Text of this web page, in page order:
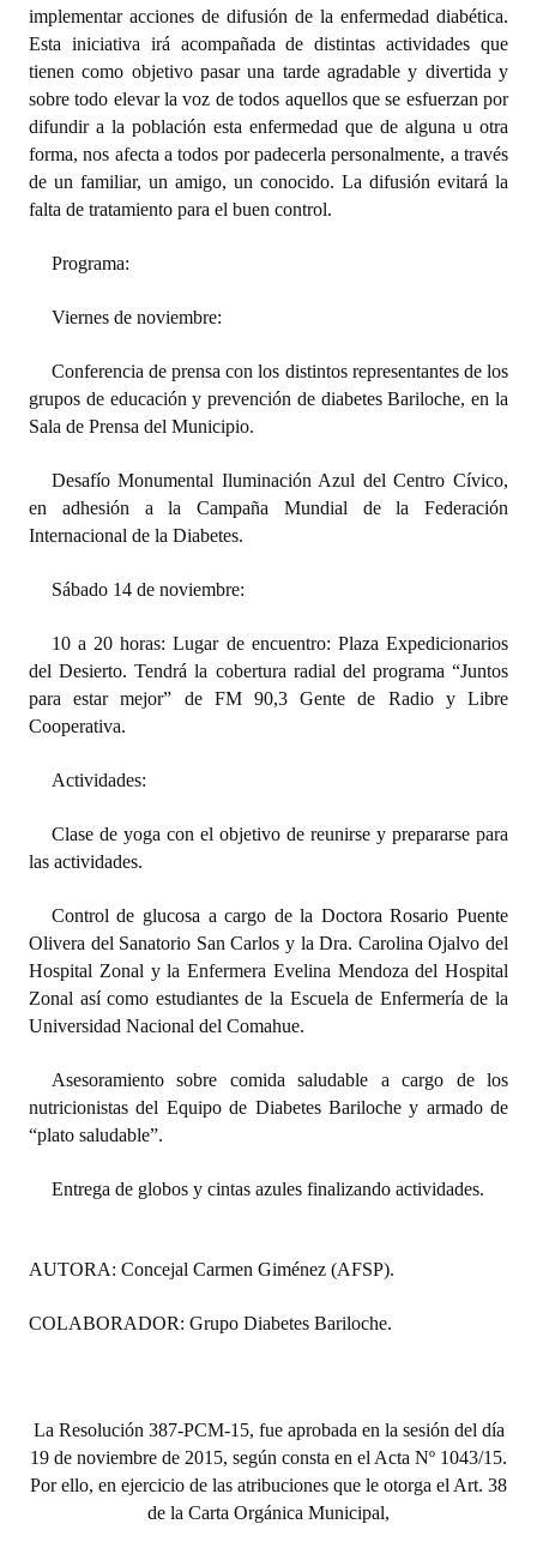
Antiguos Pobladores - Registro
Reconocimientos - Registro
Bariloche, Municipio intercultural
Entrega de distinciones
REFORMA DE LA CARTA ORGÁNICA
implementar acciones de difusión de la enfermedad diabética.
Esta iniciativa irá acompañada de distintas actividades que
tienen como objetivo pasar una tarde agradable y divertida y
sobre todo elevar la voz de todos aquellos que se esfuerzan por
difundir a la población esta enfermedad que de alguna u otra
forma, nos afecta a todos por padecerla personalmente, a través
de un familiar, un amigo, un conocido. La difusión evitará la
falta de tratamiento para el buen control.
Programa:
Viernes de noviembre:
Conferencia de prensa con los distintos representantes de los
grupos de educación y prevención de diabetes Bariloche, en la
Sala de Prensa del Municipio.
Desafío Monumental Iluminación Azul del Centro Cívico,
en adhesión a la Campaña Mundial de la Federación
Internacional de la Diabetes.
Sábado 14 de noviembre:
10 a 20 horas: Lugar de encuentro: Plaza Expedicionarios
del Desierto. Tendrá la cobertura radial del programa “Juntos
para estar mejor” de FM 90,3 Gente de Radio y Libre
Cooperativa.
Actividades:
Clase de yoga con el objetivo de reunirse y prepararse para
las actividades.
Control de glucosa a cargo de la Doctora Rosario Puente
Olivera del Sanatorio San Carlos y la Dra. Carolina Ojalvo del
Hospital Zonal y la Enfermera Evelina Mendoza del Hospital
Zonal así como estudiantes de la Escuela de Enfermería de la
Universidad Nacional del Comahue.
Asesoramiento sobre comida saludable a cargo de los
nutricionistas del Equipo de Diabetes Bariloche y armado de
“plato saludable”.
Entrega de globos y cintas azules finalizando actividades.
AUTORA: Concejal Carmen Giménez (AFSP).
COLABORADOR: Grupo Diabetes Bariloche.
La Resolución 387-PCM-15, fue aprobada en la sesión del día
19 de noviembre de 2015, según consta en el Acta Nº 1043/15.
Por ello, en ejercicio de las atribuciones que le otorga el Art. 38
de la Carta Orgánica Municipal,